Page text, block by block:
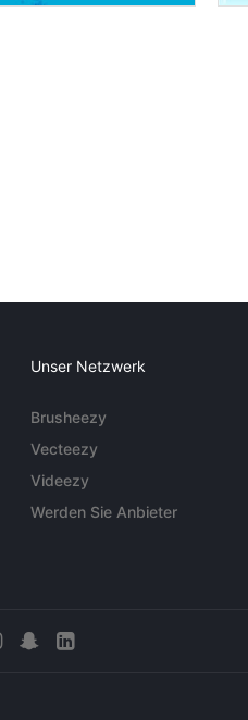
Unser Netzwerk
Brusheezy
Vecteezy
Videezy
Werden Sie Anbieter